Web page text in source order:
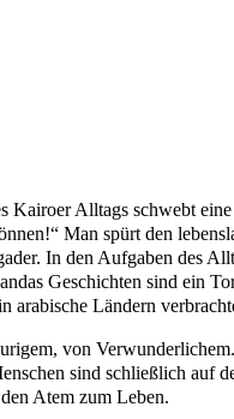
Alltags schwebt
Man spürt den
In den Aufgaben des
Geschichten sind ein
arabische Ländern
von Verwunderlichem.
sind schließlich auf
den Atem zum Leben.